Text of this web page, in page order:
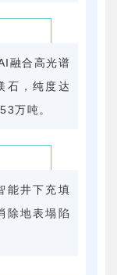
融合高光谱
石，纯度达
万吨。
能井下充填
除地表塌陷